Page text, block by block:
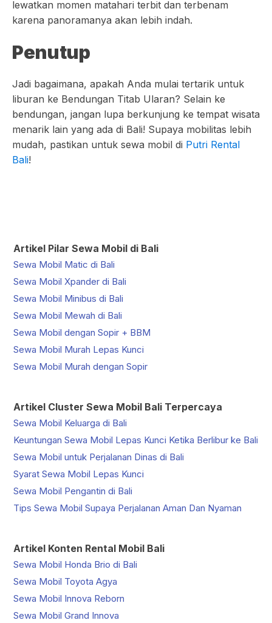
lewatkan momen matahari terbit dan terbenam
karena panoramanya akan lebih indah.
Penutup
Jadi bagaimana, apakah Anda mulai tertarik untuk
liburan ke Bendungan Titab Ularan? Selain ke
bendungan, jangan lupa berkunjung ke tempat wisata
menarik lain yang ada di Bali! Supaya mobilitas lebih
mudah, pastikan untuk sewa mobil di Putri Rental
Bali!
Artikel Pilar Sewa Mobil di Bali
Sewa Mobil Matic di Bali
Sewa Mobil Xpander di Bali
Sewa Mobil Minibus di Bali
Sewa Mobil Mewah di Bali
Sewa Mobil dengan Sopir + BBM
Sewa Mobil Murah Lepas Kunci
Sewa Mobil Murah dengan Sopir
Artikel Cluster Sewa Mobil Bali Terpercaya
Sewa Mobil Keluarga di Bali
Keuntungan Sewa Mobil Lepas Kunci Ketika Berlibur ke Bali
Sewa Mobil untuk Perjalanan Dinas di Bali
Syarat Sewa Mobil Lepas Kunci
Sewa Mobil Pengantin di Bali
Tips Sewa Mobil Supaya Perjalanan Aman Dan Nyaman
Artikel Konten Rental Mobil Bali
Sewa Mobil Honda Brio di Bali
Sewa Mobil Toyota Agya
Sewa Mobil Innova Reborn
Sewa Mobil Grand Innova